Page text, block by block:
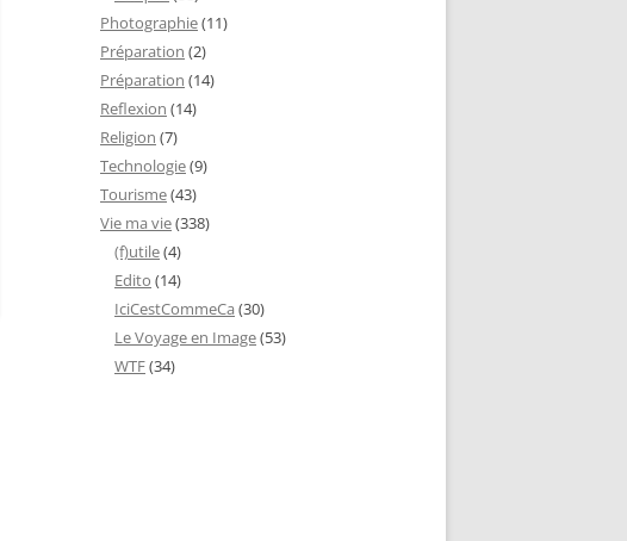
Photographie(11)
Préparation (2)
Préparation (14)
Reflexion (14)
Religion (7)
Technologie(9)
Tourisme(43)
Vie ma vie(338)
(f)utile(4)
Edito (14)
IciCestCommeCa (30)
Le Voyage en Image(53)
WTF(34)